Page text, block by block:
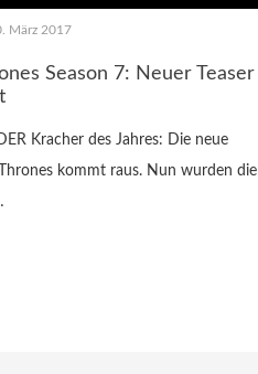
März 2017
Season 7: Neuer Teaser
Kracher des Jahres: Die neue
kommt raus. Nun wurden die